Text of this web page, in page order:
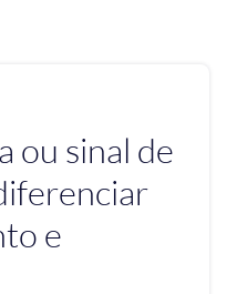
ou sinal de
e